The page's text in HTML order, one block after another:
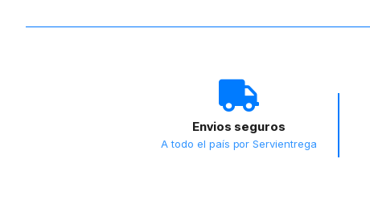
Envios seguros
A todo el país por Servientrega